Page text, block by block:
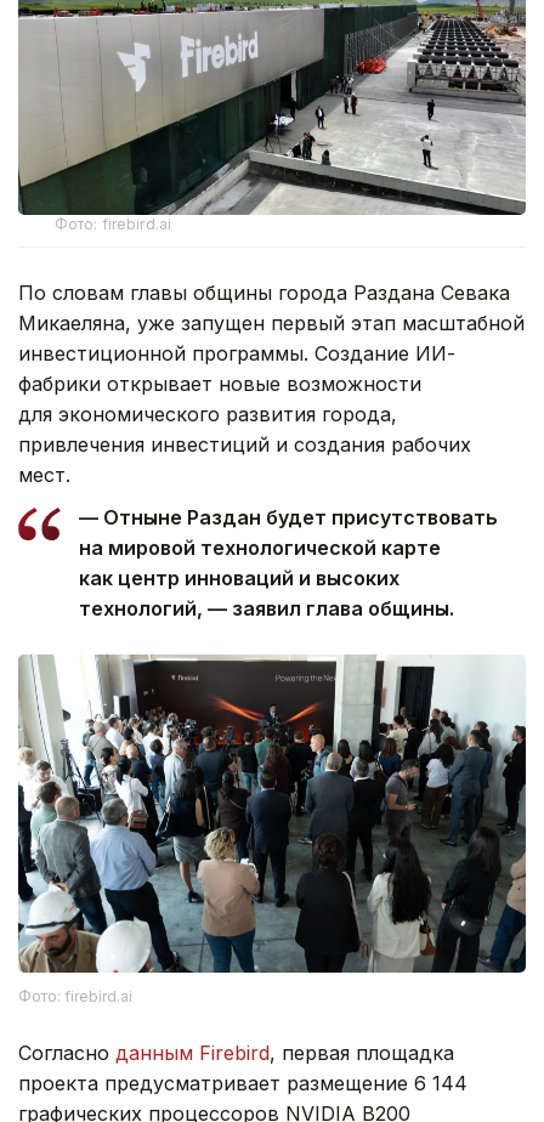
Фото: firebird.ai
По словам главы общины города Раздана Севака
Микаеляна, уже запущен первый этап масштабной
инвестиционной программы. Создание ИИ-
фабрики открывает новые возможности
для экономического развития города,
привлечения инвестиций и создания рабочих
мест.
— Отныне Раздан будет присутствовать
на мировой технологической карте
как центр инноваций и высоких
технологий, — заявил глава общины.
Фото: firebird.ai
Согласно данным Firebird, первая площадка
проекта предусматривает размещение 6 144
графических процессоров NVIDIA B200